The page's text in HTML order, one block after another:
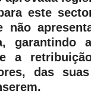
este
não
garantindo
a
das